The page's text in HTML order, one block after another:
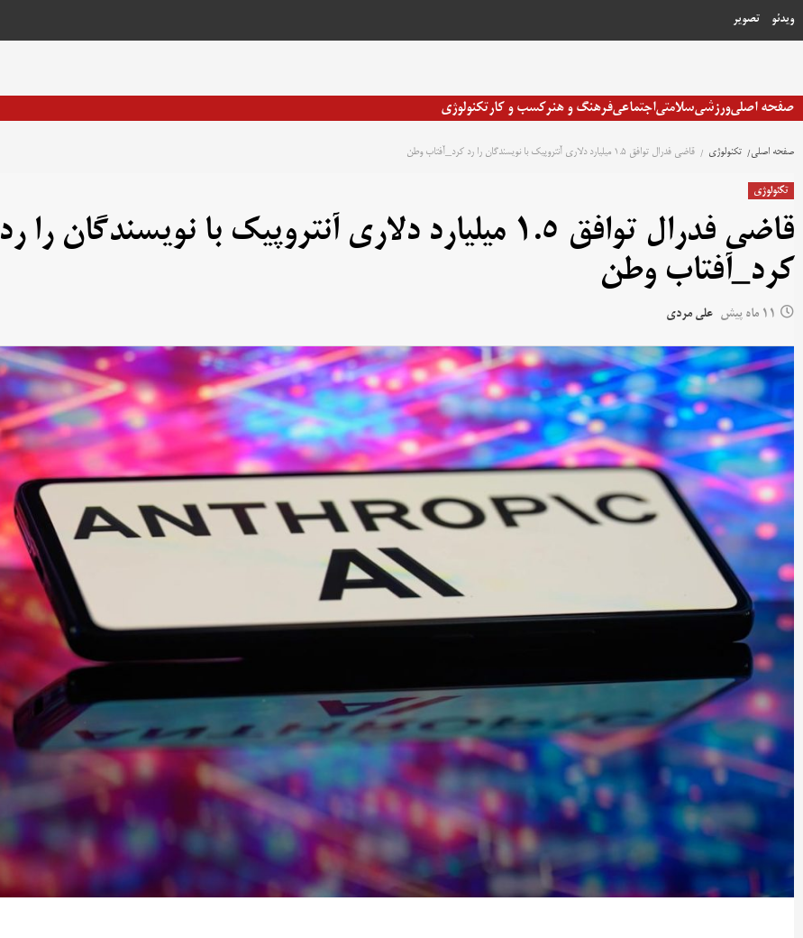
به
ویدئو تصویر
صفحه اصلیورزشیسلامتیاجتماعیفرهنگ و هنرکسب و کارتکنولوژی
صفحه اصلی تکنولوژی قاضی فدرال توافق ۱.۵ میلیارد دلاری آنتروپیک با نویسندگان را رد کرد_آفتاب وطن
تکنولوژی
قاضی فدرال توافق ۱.۵ میلیارد دلاری آنتروپیک با نویسندگان را رد
کرد_آفتاب وطن
11 ماه پیش علی مردی